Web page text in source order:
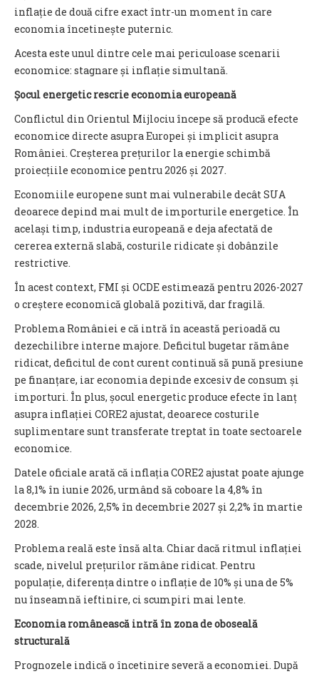
inflație de două cifre exact într-un moment în care
economia încetinește puternic.
Acesta este unul dintre cele mai periculoase scenarii
economice: stagnare și inflație simultană.
Șocul energetic rescrie economia europeană
Conflictul din Orientul Mijlociu începe să producă efecte
economice directe asupra Europei și implicit asupra
României. Creșterea prețurilor la energie schimbă
proiecțiile economice pentru 2026 și 2027.
Economiile europene sunt mai vulnerabile decât SUA
deoarece depind mai mult de importurile energetice. În
același timp, industria europeană e deja afectată de
cererea externă slabă, costurile ridicate și dobânzile
restrictive.
În acest context, FMI și OCDE estimează pentru 2026-2027
o creștere economică globală pozitivă, dar fragilă.
Problema României e că intră în această perioadă cu
dezechilibre interne majore. Deficitul bugetar rămâne
ridicat, deficitul de cont curent continuă să pună presiune
pe finanțare, iar economia depinde excesiv de consum și
importuri. În plus, șocul energetic produce efecte în lanț
asupra inflației CORE2 ajustat, deoarece costurile
suplimentare sunt transferate treptat în toate sectoarele
economice.
Datele oficiale arată că inflația CORE2 ajustat poate ajunge
la 8,1% în iunie 2026, urmând să coboare la 4,8% în
decembrie 2026, 2,5% în decembrie 2027 și 2,2% în martie
2028.
Problema reală este însă alta. Chiar dacă ritmul inflației
scade, nivelul prețurilor rămâne ridicat. Pentru
populație, diferența dintre o inflație de 10% și una de 5%
nu înseamnă ieftinire, ci scumpiri mai lente.
Economia românească intră în zona de oboseală
structurală
Prognozele indică o încetinire severă a economiei. După